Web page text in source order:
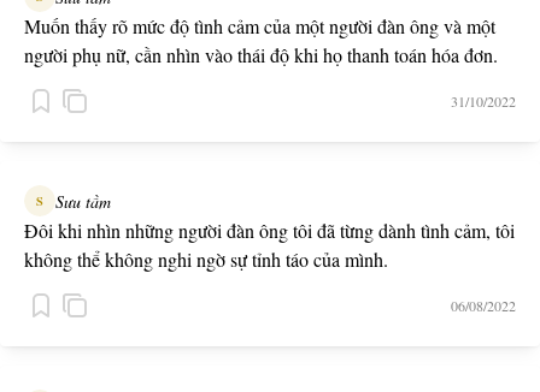
Muốn thấy rõ mức độ tình cảm của một người đàn ông và một
người phụ nữ, cần nhìn vào thái độ khi họ thanh toán hóa đơn.
31/10/2022
S Sưu tầm
Đôi khi nhìn những người đàn ông tôi đã từng dành tình cảm, tôi
không thể không nghi ngờ sự tỉnh táo của mình.
06/08/2022